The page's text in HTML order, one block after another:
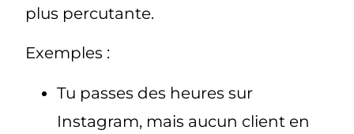
plus percutante.
Exemples :
Tu passes des heures sur
Instagram, mais aucun client en